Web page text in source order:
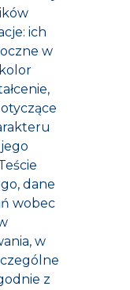
ich
w
dane
wobec
w
z